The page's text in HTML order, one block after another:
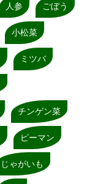
人参 ごぼう
小松菜
ミツバ
チンゲン菜
ピーマン
じゃがいも